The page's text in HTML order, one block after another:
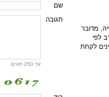
שם
עד 250 תווים
תגובה
קל ונוח, בתחום היד 2 - יד שנייה, מדובר
לפי
לקחת